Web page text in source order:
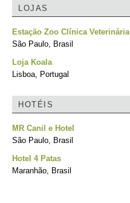
LOJAS
Estação Zoo Clínica Veterinária
São Paulo, Brasil
Loja Koala
Lisboa, Portugal
HOTÉIS
MR Canil e Hotel
São Paulo, Brasil
Hotel 4 Patas
Maranhão, Brasil